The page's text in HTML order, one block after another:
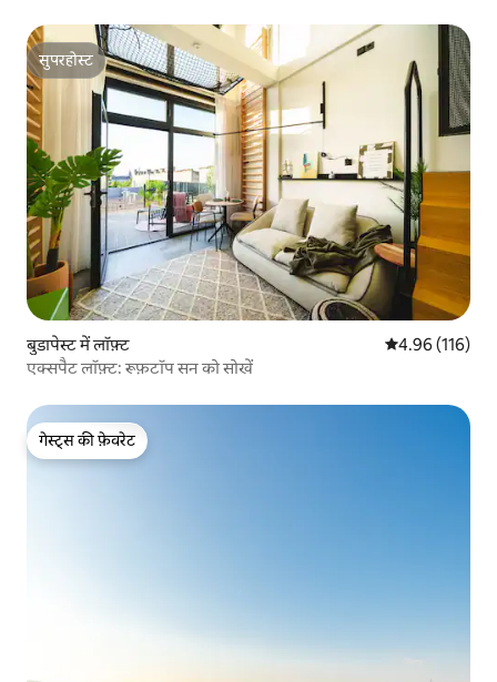
सुपरहोस्ट
सुपरहोस्ट
बुडापेस्ट में लॉफ़्ट औसत रेटिंग 5 में से
4.96 (116)
एक्सपैट लॉफ़्ट: रूफ़टॉप सन को सोखें
गेस्ट्स की फ़ेवरेट
गेस्ट्स की फ़ेवरेट